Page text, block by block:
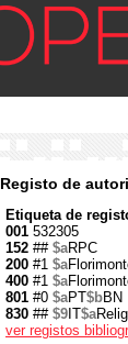
Registo de
Etiqueta de
001 532305
152 ## $aRPC
200 #1 $a
400 #1 $a
801 #0 $aPT$bBN
830 ## $9 IT$a
ver registos